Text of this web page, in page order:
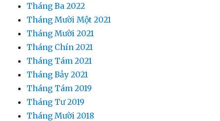
Tháng Ba 2022
Tháng Mười Một 2021
Tháng Mười 2021
Tháng Chín 2021
Tháng Tám 2021
Tháng Bảy 2021
Tháng Tám 2019
Tháng Tư 2019
Tháng Mười 2018